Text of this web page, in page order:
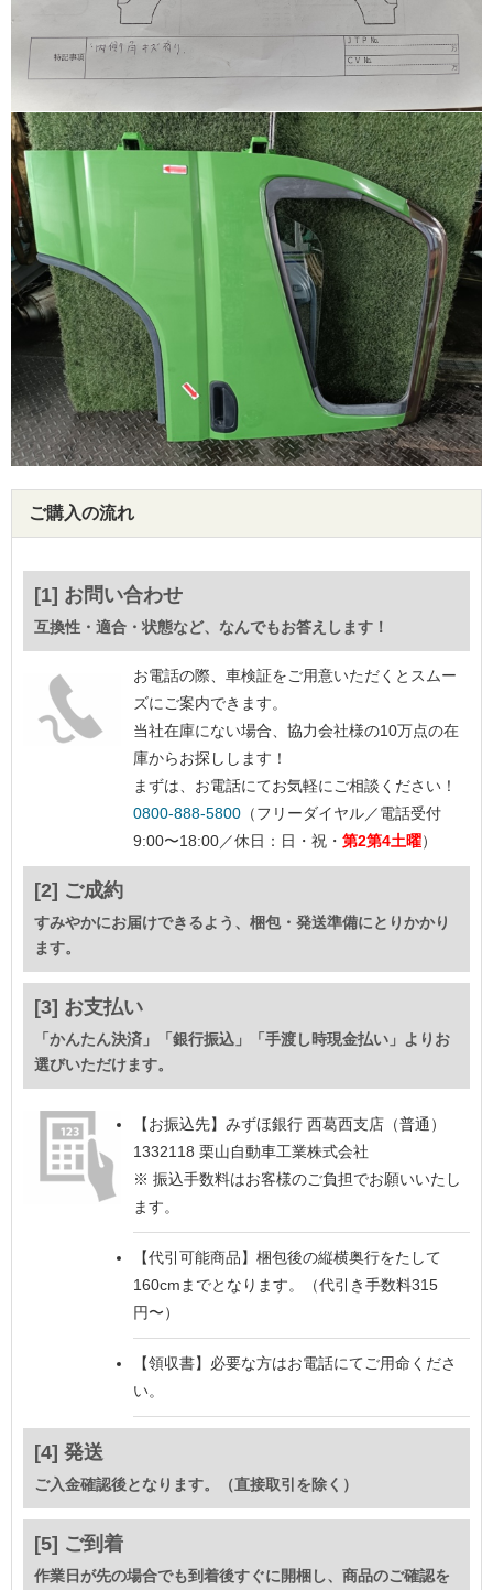
ご購入の流れ
[1] お問い合わせ
互換性・適合・状態など、なんでもお答えします！
お電話の際、車検証をご用意いただくとスムー
ズにご案内できます。
当社在庫にない場合、協力会社様の10万点の在
庫からお探しします！
まずは、お電話にてお気軽にご相談ください！
0800-888-5800 （フリーダイヤル／電話受付
9:00〜18:00／休日：日・祝・ 第2第4土曜）
[2] ご成約
すみやかにお届けできるよう、梱包・発送準備にとりかかり
ます。
[3] お支払い
「かんたん決済」「銀行振込」「手渡し時現金払い」よりお
選びいただけます。
【お振込先】 みずほ銀行 西葛西支店（普通）
1332118 栗山自動車工業株式会社
※ 振込手数料はお客様のご負担でお願いいたし
ます。
【代引可能商品】 梱包後の縦横奥行をたして
160cmまでとなります。（代引き手数料315
円〜）
【領収書】 必要な方はお電話にてご用命くださ
い。
[4] 発送
ご入金確認後となります。（直接取引を除く）
[5] ご到着
作業日が先の場合でも到着後すぐに開梱し、商品のご確認を